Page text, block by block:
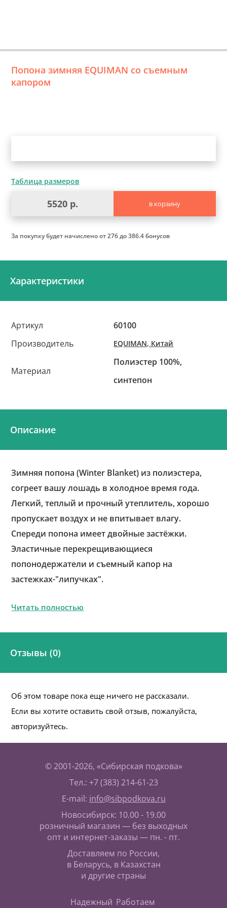
Попона зимняя EQUIMAN со съемным
капором
Таблица размеров
5520 р. в корзину
За покупку будет начисленоот 276 до 386.4 бонусов
Характеристики
Артикул
60100
Производитель
EQUIMAN, Китай
Материал
Полиэстер 100%,
синтепон
Описание
Зимняя попона (Winter Blanket) из полиэстера,
согреет вашу лошадь в холодное время года.
Легкий, теплый и прочный утеплитель, хорошо
пропускает воздух и не впитывает влагу.
Спереди попона имеет двойные застёжки.
Эластичные перекрещивающиеся
попонодержатели и съемный капор на
застежках-"липучках".
Читать полностью
Отзывы (0)
Об этом товаре пока еще ничего не рассказали.
Если вы хотите оставить свой отзыв, пожалуйста,
авторизуйтесь.
© 2001-2026, «Сибирская подкова»
Тел.: +7 (383) 214-61-23
E-mail: info@sibpodkova.ru
Новосибирск: 10.00 - 19.00
розничный магазин — без выходных
опт и интернет-заказы — пн. - пт.
Доставляем по России,
в Беларусь, в Казахстан
и другие страны
Надежный Работаем